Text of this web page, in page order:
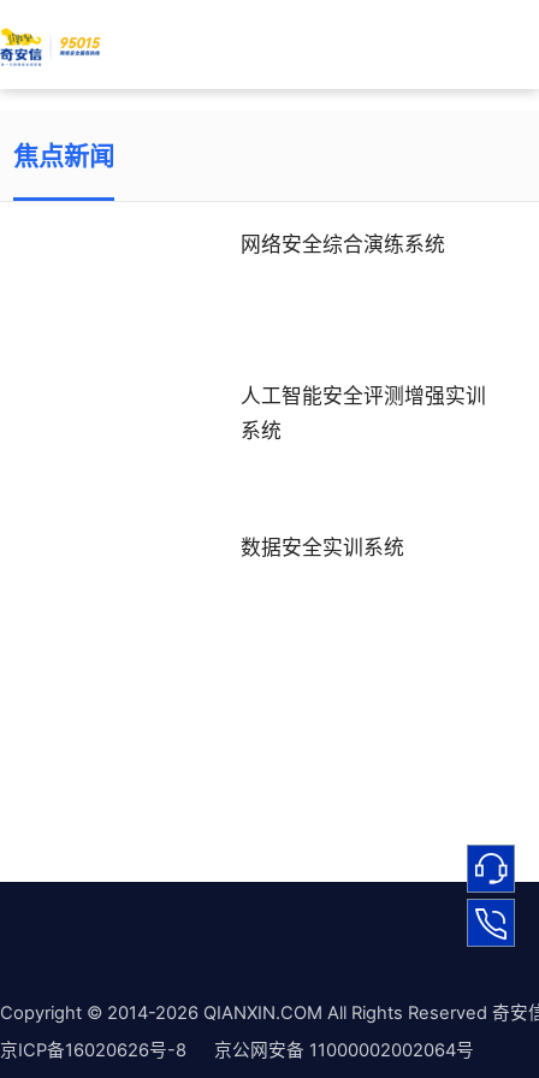
焦点新闻
网络安全综合演练系统
人工智能安全评测增强实训
系统
数据安全实训系统
Copyright © 2014-2026 QIANXIN.COM All Rights Reserved 奇安
京ICP备16020626号-8
京公网安备 11000002002064号